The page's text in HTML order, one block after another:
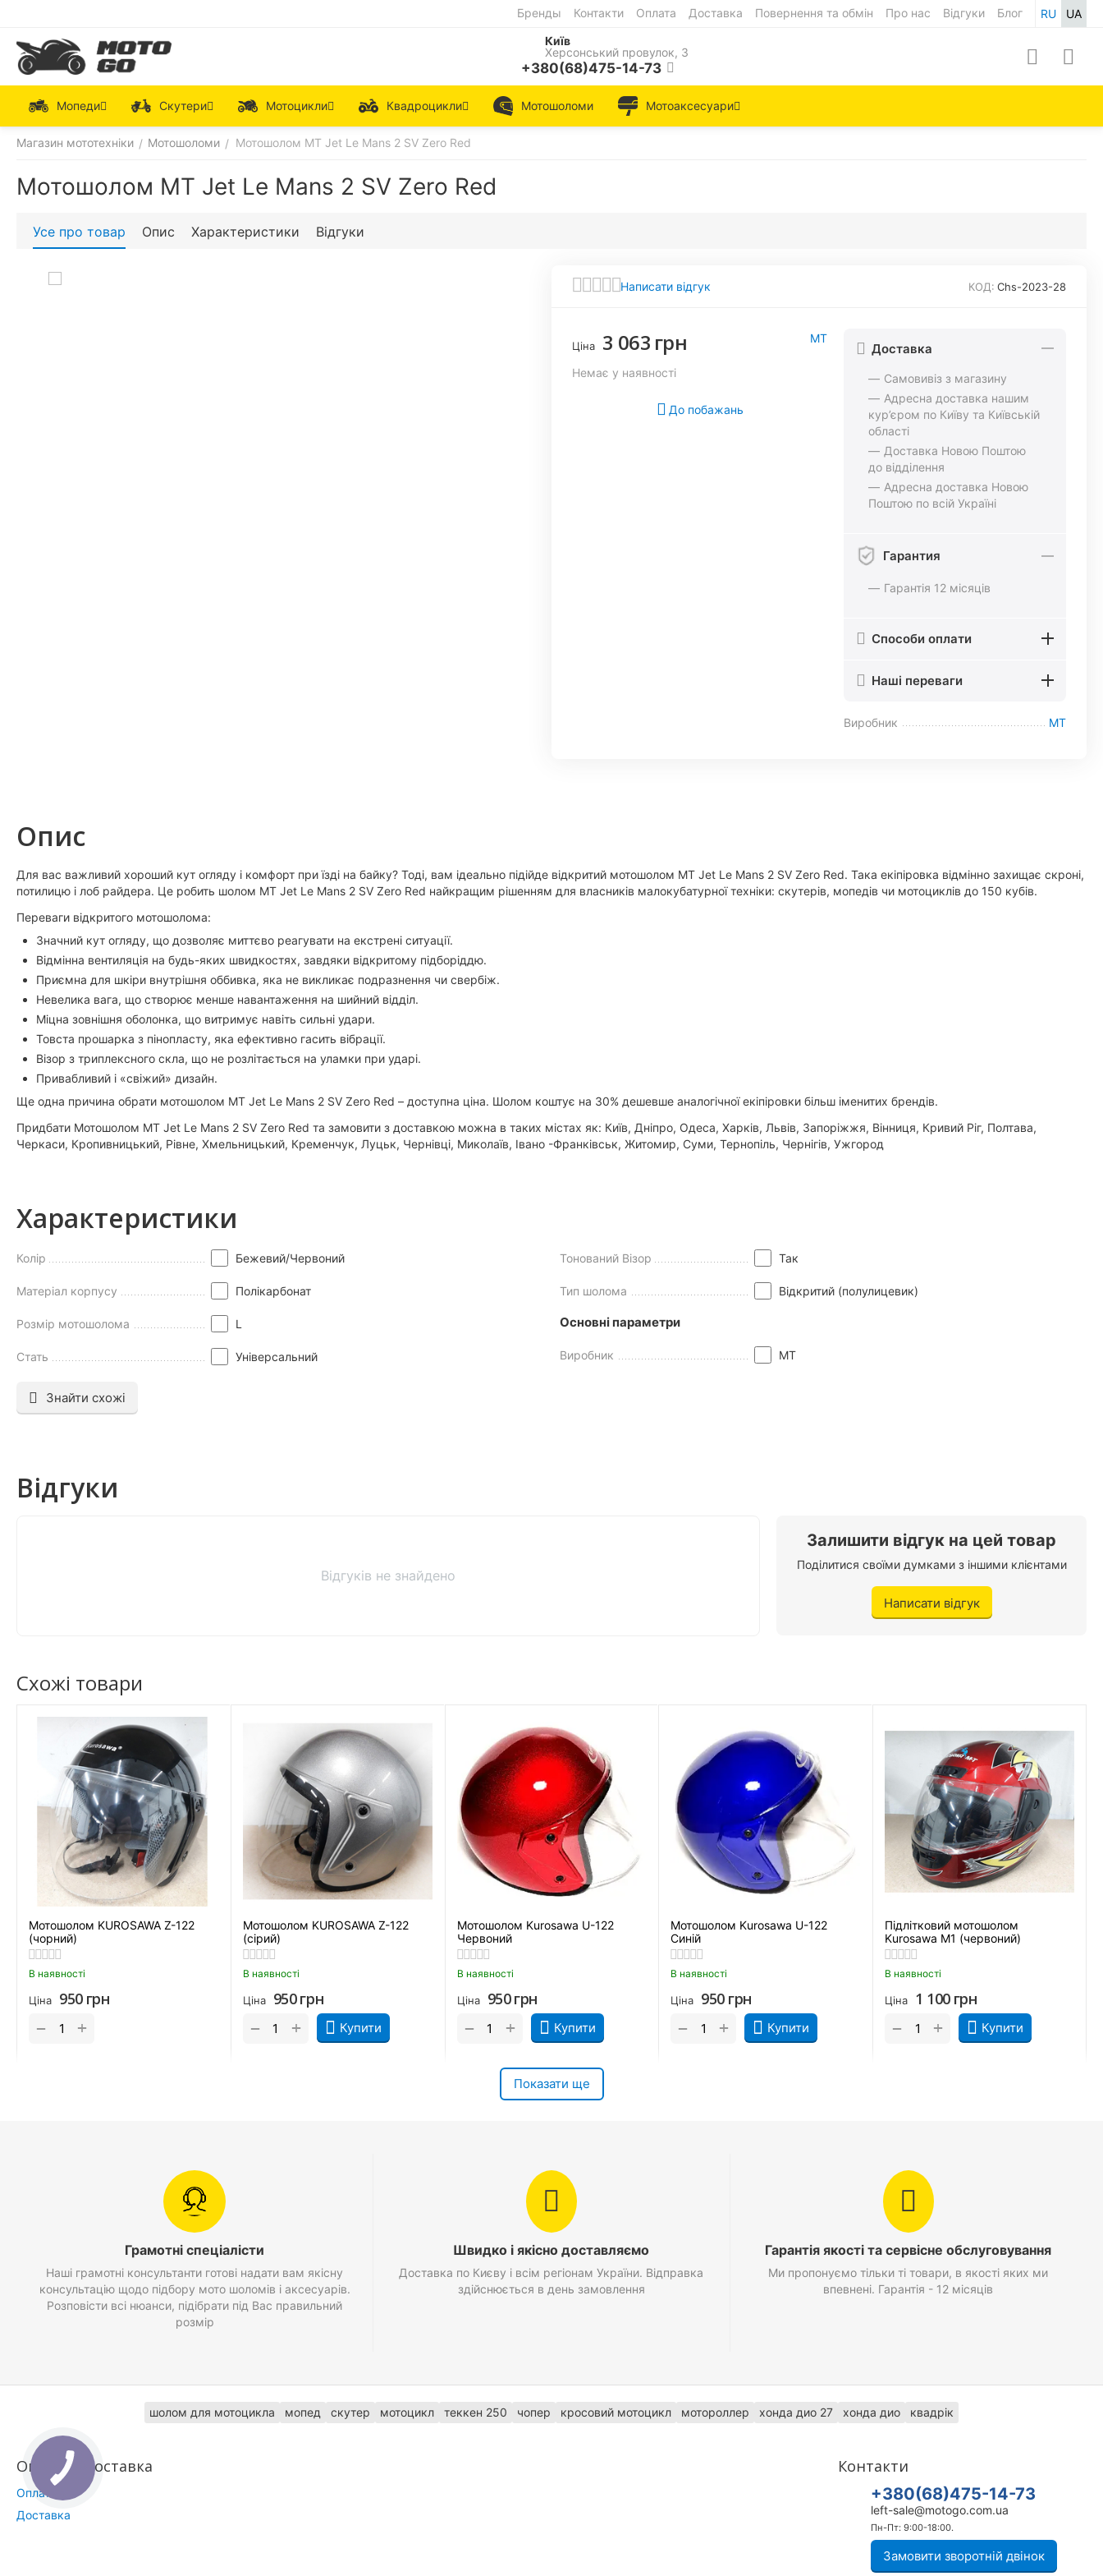
RU UA
Бренды Контакти Оплата Доставка Повернення та обмін Про нас Відгуки
Блог
Київ
Херсонський провулок, 3
+380(68)475-14-73
Мопеди Скутери Мотоцикли Квадроцикли Мотошоломи Мотоаксесуари
Магазин мототехніки / Мотошоломи / Мотошолом MT Jet Le Mans 2 SV Zero Red
Мотошолом MT Jet Le Mans 2 SV Zero Red
Усе про товар Опис Характеристики Відгуки
Написати відгук КОД: Chs-2023-28
Ціна 3 063 грн
Немає у наявності
MT
До побажань
Доставка
Самовивіз з магазину
Адресна доставка нашим
кур’єром по Київу та Київській
області
Доставка Новою Поштою
до відділення
Адресна доставка Новою
Поштою по всій Україні
Гарантия
Гарантія 12 місяців
Способи оплати
Наші переваги
Виробник MT
Опис
Для вас важливий хороший кут огляду і комфорт при їзді на байку? Тоді, вам ідеально підійде відкритий мотошолом MT Jet Le Mans 2 SV Zero Red. Така екіпіровка відмінно захищає скроні,
потилицю і лоб райдера. Це робить шолом MT Jet Le Mans 2 SV Zero Red найкращим рішенням для власників малокубатурної техніки: скутерів, мопедів чи мотоциклів до 150 кубів.
Переваги відкритого мотошолома:
Значний кут огляду, що дозволяє миттєво реагувати на екстрені ситуації.
Відмінна вентиляція на будь-яких швидкостях, завдяки відкритому підборіддю.
Приємна для шкіри внутрішня оббивка, яка не викликає подразнення чи свербіж.
Невелика вага, що створює менше навантаження на шийний відділ.
Міцна зовнішня оболонка, що витримує навіть сильні удари.
Товста прошарка з пінопласту, яка ефективно гасить вібрації.
Візор з триплексного скла, що не розлітається на уламки при ударі.
Привабливий і «свіжий» дизайн.
Ще одна причина обрати мотошолом MT Jet Le Mans 2 SV Zero Red – доступна ціна. Шолом коштує на 30% дешевше аналогічної екіпіровки більш іменитих брендів.
Придбати Мотошолом MT Jet Le Mans 2 SV Zero Red та замовити з доставкою можна в таких містах як: Київ, Дніпро, Одеса, Харків, Львів, Запоріжжя, Вінниця, Кривий Ріг, Полтава,
Черкаси, Кропивницький, Рівне, Хмельницький, Кременчук, Луцьк, Чернівці, Миколаїв, Івано -Франківськ, Житомир, Суми, Тернопіль, Чернігів, Ужгород
Характеристики
Колір Бежевий/Червоний
Матеріал корпусу Полікарбонат
Розмір мотошолома L
Стать Універсальний
Тонований Візор Так
Тип шолома Відкритий (полулицевик)
Основні параметри
Виробник MT
Знайти схожі
Відгуки
Відгуків не знайдено
Залишити відгук на цей товар
Поділитися своїми думками з іншими клієнтами
Написати відгук
Схожі товари
Мотошолом KUROSAWA Z-122
(чорний)
В наявності
Ціна 950 грн
+
−
Мотошолом KUROSAWA Z-122
(сірий)
В наявності
Ціна 950грн
Купити
+
−
Мотошолом Kurosawa U-122
Червоний
В наявності
Ціна 950грн
Купити
+
−
Мотошолом Kurosawa U-122
Синій
В наявності
Ціна 950 грн
Купити
+
−
Підлітковий мотошолом
Kurosawa M1 (червоний)
В наявності
Ціна 1 100 грн
Купити
+
−
Показати ще
Грамотні спеціалісти
Наші грамотні консультанти готові надати вам якісну
консультацію щодо підбору мото шоломів і аксесуарів.
Розповісти всі нюанси, підібрати під Вас правильний
розмір
Швидко і якісно доставляємо
Доставка по Києву і всім регіонам України. Відправка
здійснюється в день замовлення
Гарантія якості та сервісне обслуговування
Ми пропонуємо тільки ті товари, в якості яких ми
впевнені. Гарантія - 12 місяців
шолом для мотоцикла мопед скутер мотоцикл теккен 250 чопер кросовий мотоцикл мотороллер хонда дио 27 хонда дио квадрік
Оплата і Доставка
Оплата
Доставка
Контакти
+380(68)475-14-73
left-sale@motogo.com.ua
Пн-Пт: 9:00-18:00.
Замовити зворотній двінок